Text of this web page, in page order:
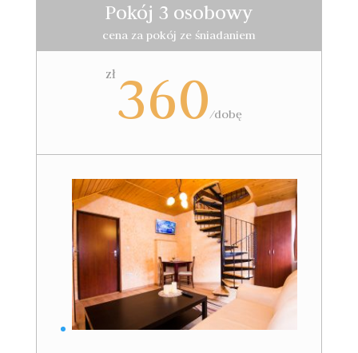
Pokój 3 osobowy
cena za pokój ze śniadaniem
zł 360/dobę